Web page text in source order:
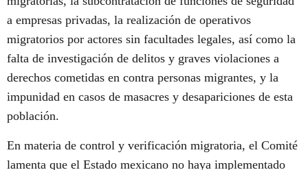
a empresas privadas, la realización de operativos
migratorios por actores sin facultades legales, así como la
falta de investigación de delitos y graves violaciones a
derechos cometidas en contra personas migrantes, y la
impunidad en casos de masacres y desapariciones de esta
población.
En materia de control y verificación migratoria, el Comité
lamenta que el Estado mexicano no haya implementado